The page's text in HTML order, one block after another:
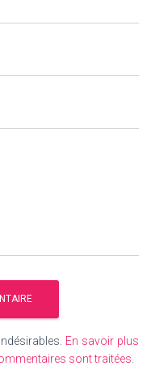
En savoir plus
sont traitées